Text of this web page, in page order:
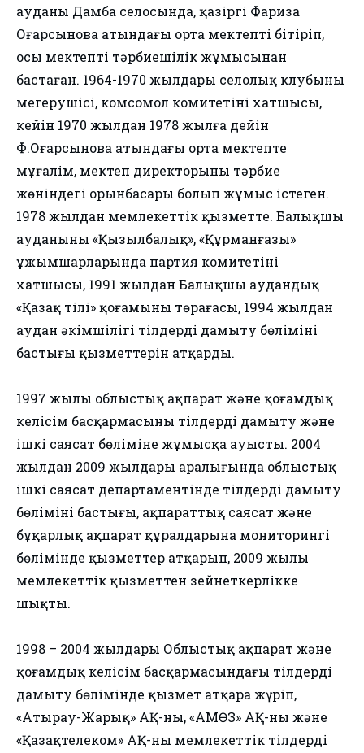
ауданы Дамба селосында, қазіргі Фариза
Оңғарсынова атындағы орта мектепті бітіріп,
осы мектептің тәрбиешілік жұмысынан
бастаған. 1964-1970 жылдары селолық клубының
меңгерушісі, комсомол комитетінің хатшысы,
кейін 1970 жылдан 1978 жылға дейін
Ф.Оңғарсынова атындағы орта мектепте
мұғалім, мектеп директорының тәрбие
жөніндегі орынбасары болып жұмыс істеген.
1978 жылдан мемлекеттік қызметте. Балықшы
ауданының «Қызылбалық», «Құрманғазы»
ұжымшарларында партия комитетінің
хатшысы, 1991 жылдан Балықшы аудандық
«Қазақ тілі» қоғамының төрағасы, 1994 жылдан
аудан әкімшілігі тілдерді дамыту бөлімінің
бастығы қызметтерін атқарды.
1997 жылы облыстық ақпарат және қоғамдық
келісім басқармасының тілдерді дамыту және
ішкі саясат бөліміне жұмысқа ауысты. 2004
жылдан 2009 жылдары аралығында облыстық
ішкі саясат департаментінде тілдерді дамыту
бөлімінің бастығы, ақпараттық саясат және
бұқарлық ақпарат құралдарына мониторингі
бөлімінде қызметтер атқарып, 2009 жылы
мемлекеттік қызметтен зейнеткерлікке
шықты.
1998 – 2004 жылдары Облыстық ақпарат және
қоғамдық келісім басқармасындағы тілдерді
дамыту бөлімінде қызмет атқара жүріп,
«Атырау-Жарық» АҚ-ның, «АМӨЗ» АҚ-ның және
«Қазақтелеком» АҚ-ның мемлекеттік тілдерді